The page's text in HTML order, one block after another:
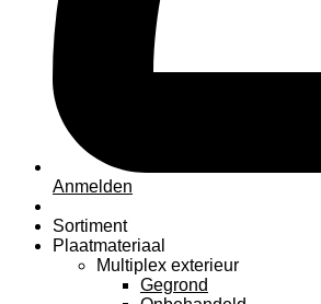
Anmelden
Sortiment
Plaatmateriaal
Multiplex exterieur
Gegrond